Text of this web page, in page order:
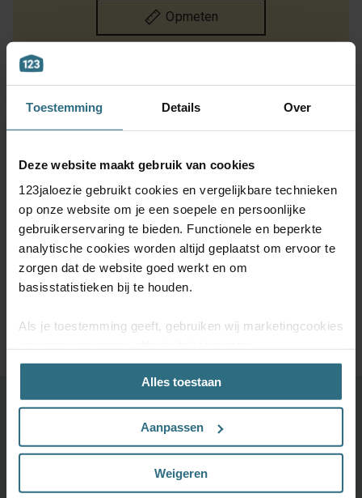
Toestemming Details Over
Deze website maakt gebruik van cookies
123jaloezie gebruikt cookies en vergelijkbare technieken
op onze website om je een soepele en persoonlijke
gebruikerservaring te bieden. Functionele en beperkte
analytische cookies worden altijd geplaatst om ervoor te
zorgen dat de website goed werkt en om
basisstatistieken bij te houden.
Als je toestemming geeft, gebruiken wij marketingcookies
(prestatiegerichte marketingcookies) en content op jouw
voorkeuren af te stemmen (advertentie- en
socialmediacookies). Deze cookies kunnen we inzetten
voor advertentie personalisaties. Met deze cookies
kunnen wij en derde partijen uw gedrag op onze website
onze cookie- en privacyverklaring.
Alles toestaan
Aanpassen
Weigeren
Opmeten
De perfecte maat.
Raamdecoratie
speciaal voor jou
met de hand
5 jaar
kwaliteitsgarantie
Kom je er niet uit?
Ontdek je favoriete product!
Grootste keuze uit diverse materialen en kleuren.
Bestel tot maximaal 6 GRATIS monsters
Vandaag vóór 12:00 besteld is morgen in huis